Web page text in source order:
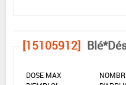
[15105912]
DOSE MAX